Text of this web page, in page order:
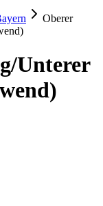
Oberer
Unterer